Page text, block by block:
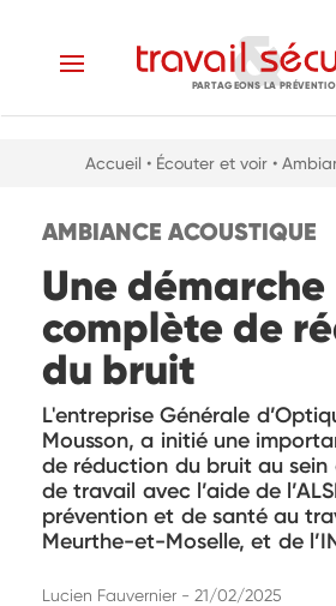
PARTAGEONS LA
Accueil • Écouter et voir •
AMBIANCE ACOUSTIQUE
Une démarche
complète de
du bruit
L'entreprise Générale
Mousson, a initié une
de réduction du bruit au sein
de travail avec l’aide de
prévention et de santé au
Meurthe-et-Moselle, et de
Lucien Fauvernier - 21/02/2025